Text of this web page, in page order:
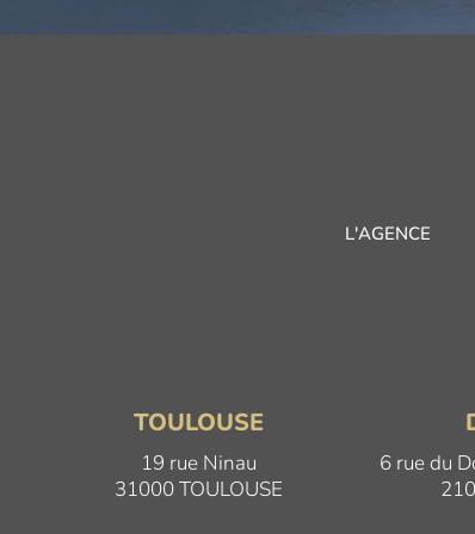
L'AGENCE
TOULOUSE
19 rue Ninau
31000 TOULOUSE
6 rue du